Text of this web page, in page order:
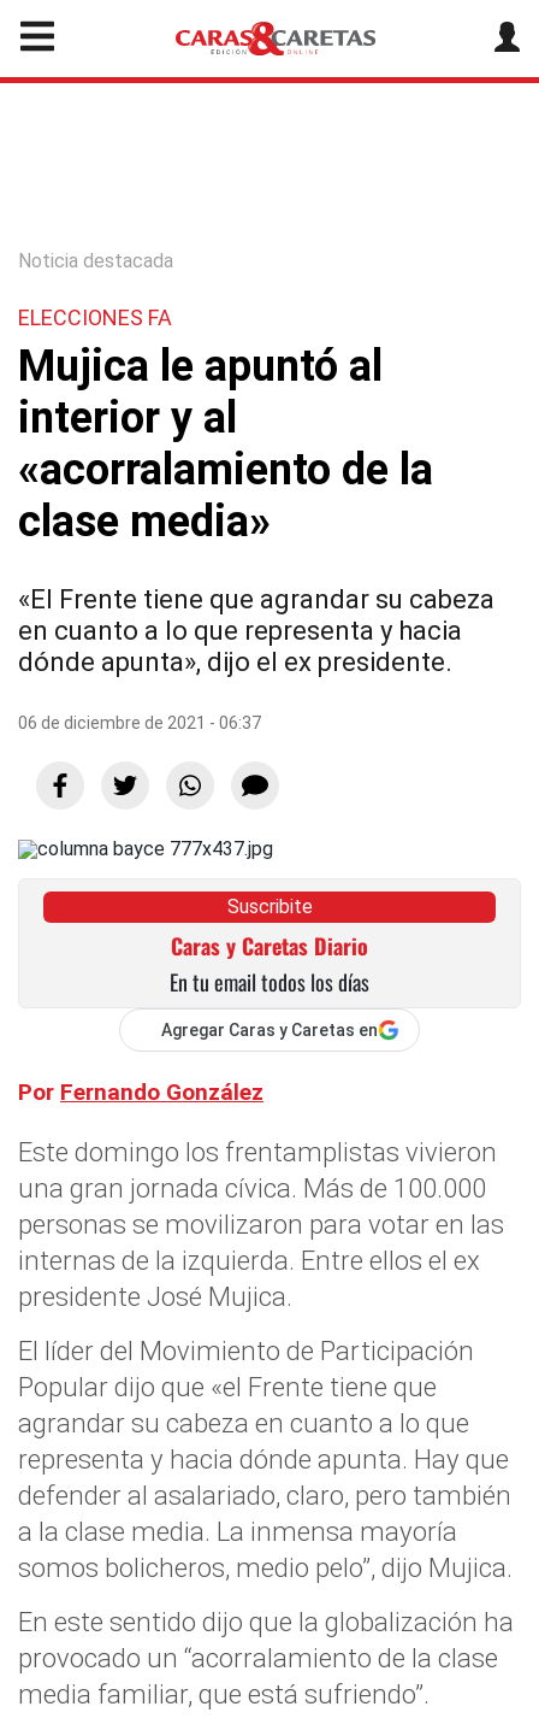
Noticia destacada
ELECCIONES FA
Mujica le apuntó al
interior y al
«acorralamiento de la
clase media»
«El Frente tiene que agrandar su cabeza
en cuanto a lo que representa y hacia
dónde apunta», dijo el ex presidente.
06 de diciembre de 2021 - 06:37
Suscribite
Caras y Caretas Diario
En tu email todos los días
Agregar Caras y Caretas en
Por Fernando González
Este domingo los frentamplistas vivieron
una gran jornada cívica. Más de 100.000
personas se movilizaron para votar en las
internas de la izquierda. Entre ellos el ex
presidente José Mujica.
El líder del Movimiento de Participación
Popular dijo que «el Frente tiene que
agrandar su cabeza en cuanto a lo que
representa y hacia dónde apunta. Hay que
defender al asalariado, claro, pero también
a la clase media. La inmensa mayoría
somos bolicheros, medio pelo”, dijo Mujica.
En este sentido dijo que la globalización ha
provocado un “acorralamiento de la clase
media familiar, que está sufriendo”.